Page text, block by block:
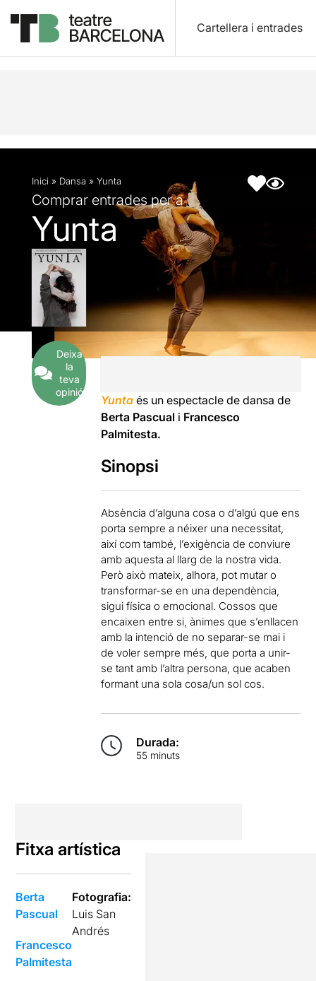
Cartellera i entrades
Descripció Fitxa artística
Inici » Dansa » Yunta
Comprar entrades per a
Yunta
Deixa
la
teva
opinió
Yunta és un espectacle de dansa de
Berta Pascual i Francesco
Palmitesta.
Sinopsi
Absència d’alguna cosa o d’algú que ens
porta sempre a néixer una necessitat,
així com també, l’exigència de conviure
amb aquesta al llarg de la nostra vida.
Però això mateix, alhora, pot mutar o
transformar-se en una dependència,
sigui física o emocional. Cossos que
encaixen entre si, ànimes que s’enllacen
amb la intenció de no separar-se mai i
de voler sempre més, que porta a unir-
se tant amb l’altra persona, que acaben
formant una sola cosa/un sol cos.
Durada:
55 minuts
Fitxa artística
Berta
Pascual
Francesco
Palmitesta
Fotografia:
Luis San
Andrés